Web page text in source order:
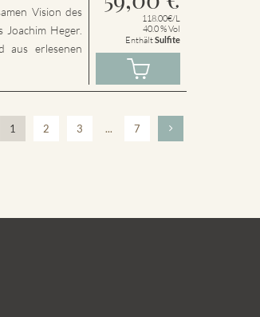
Vision des
Heger.
aus erlesenen
118.00€/L
40.0 % Vol
EnthältSulfite
1 2 3 ... 7